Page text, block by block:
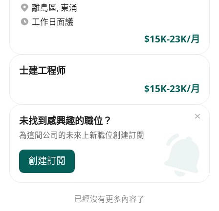
離島區, 東涌
工作日面議
$15K-23K/月
士建工程师
$15K-23K/月
未找到感興趣的職位？
為這間公司的未來上新職位創建訂閱
創建訂閱
已經沒有更多內容了